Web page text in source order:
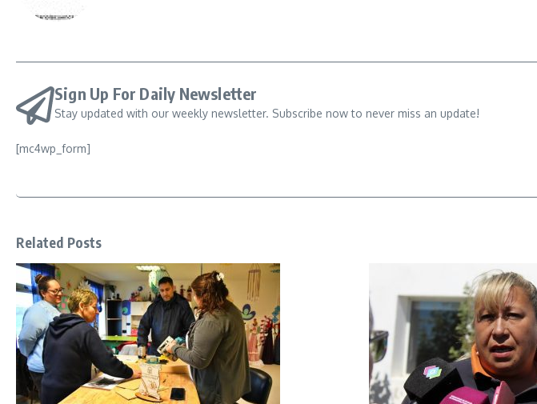
Sign Up For Daily Newsletter
Stay updated with our weekly newsletter. Subscribe now to never miss an update!
[mc4wp_form]
Related Posts